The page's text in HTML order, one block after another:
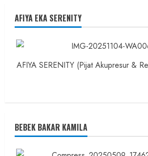
AFIYA EKA SERENITY
AFIYA SERENITY (Pijat Akupresur &
BEBEK BAKAR KAMILA